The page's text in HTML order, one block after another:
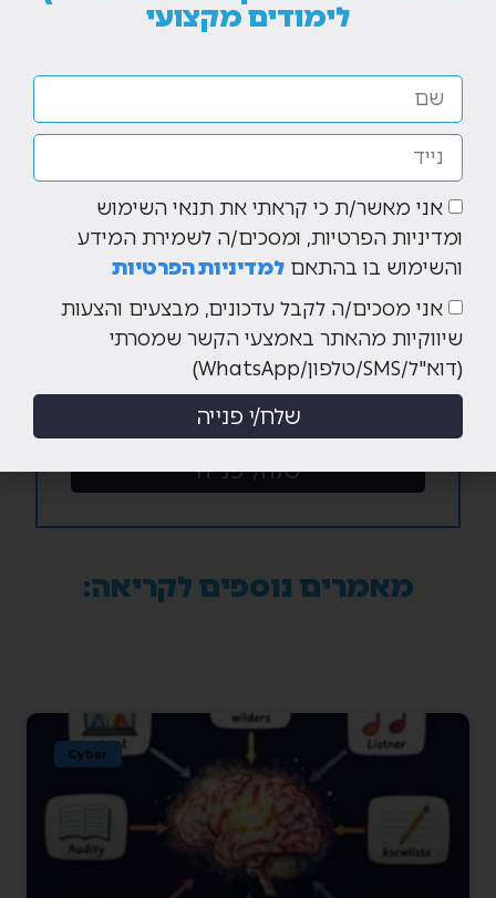
לימודים מקצועי
אני מאשר/ת כי קראתי את תנאי השימוש
והשימוש בו בהתאם
למדיניות הפרטיות
אני מסכים/ה לקבל עדכונים, מבצעים והצעות
שיווקיות מהאתר באמצעי הקשר שמסרתי
שלח/י פנייה
מאמרים נוספים לקריאה:
Cyber
לימודים מקצועי
אני מאשר/ת כי קראתי את תנאי השימוש
ומדיניות הפרטיות, ומסכים/ה לשמירת המידע
והשימוש בו בהתאם למדיניות הפרטיות
אני מסכים/ה לקבל עדכונים, מבצעים והצעות
שיווקיות מהאתר באמצעי הקשר שמסרתי
(דוא"ל/SMS/טלפון/WhatsApp)
שלח/י פנייה